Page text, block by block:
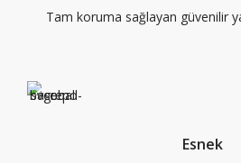
Tam koruma sağlayan güvenilir
Esnek